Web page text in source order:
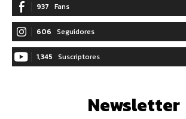
937 Fans
606 Seguidores
1,345 Suscriptores
Newsletter